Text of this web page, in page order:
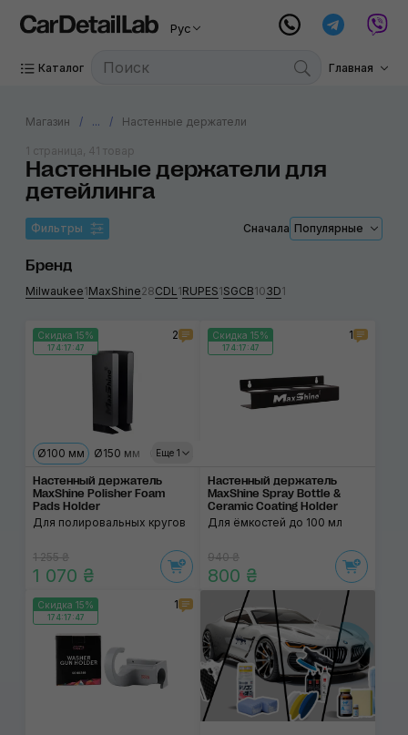
Рус
Каталог Главная
Магазин ... Настенные держатели
Настенные держатели для
детейлинга
1 страница, 41 товар
Фильтры Сначала Популярные
Бренд
Milwaukee1MaxShine28CDL1RUPES1SGCB103D1
Скидка 15%
174:17:46
2
Еще 1
Ø100 мм Ø150 мм Ø180 мм
Настенный держатель
MaxShine Polisher Foam
Pads Holder
Для полировальных кругов
1 255 ₴
1 070 ₴
Скидка 15%
174:17:46
1
Настенный держатель
MaxShine Spray Bottle &
Ceramic Coating Holder
Для ёмкостей до 100 мл
940 ₴
800 ₴
Скидка 15%
174:17:46
1